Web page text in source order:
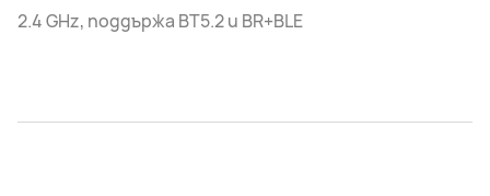
2.4 GHz, поддържа BT5.2 и BR+BLE